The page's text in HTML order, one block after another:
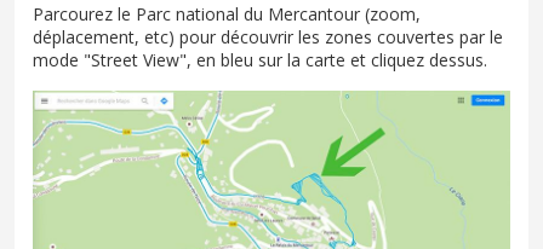
Parcourez le Parc national du Mercantour (zoom,
déplacement, etc) pour découvrir les zones couvertes par le
mode "Street View", en bleu sur la carte et cliquez dessus.